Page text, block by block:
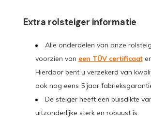
Extra rolsteiger informatie
Alle onderdelen van onze
voorzien van een TÜV certificaat
Hierdoor bent u verzekerd van
ook nog eens 5 jaar
De steiger heeft een buisdikte
uitzonderlijke sterk en robuust is.